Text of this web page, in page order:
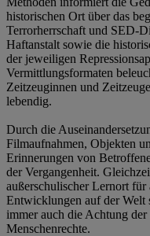
historischen Ort über das
Terrorherrschaft und SED-
Haftanstalt sowie die
der jeweiligen
Vermittlungsformaten
Zeitzeuginnen und
lebendig.
Durch die
Filmaufnahmen, Objekten
Erinnerungen von
der Vergangenheit.
außerschulischer Lernort
Entwicklungen auf der Welt
immer auch die Achtung
Menschenrechte.